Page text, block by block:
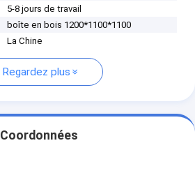
5-8 jours de travail
boîte en bois 1200*1100*1100
La Chine
Regardez plus
Coordonnées